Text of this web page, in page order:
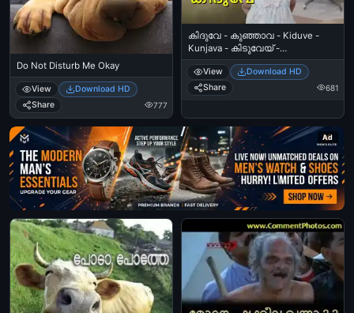
Do Not Disturb Me Okay
View
Download HD
Share
777
കിദുവേ - കുഞ്ഞാവ - Kiduve -
Kunjava - കിടുവേയ് -
കുഞ്ഞുവാവ - Kiduvey - Kunju
vava - Kunjuvava - ധോണി -
കുഞ്ഞ്- MS Dhoni and Baby
Advertisement
View
Download HD
Share
681
Ad